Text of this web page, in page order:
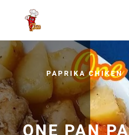
PAPRIKA CHIKEN